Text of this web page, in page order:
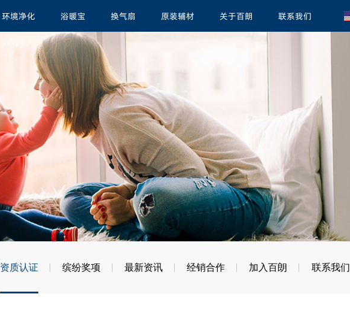
环境净化 浴暖宝 换气扇 原装辅材 关于百朗 联系我们
资质认证 缤纷奖项 最新资讯 经销合作 加入百朗 联系我们